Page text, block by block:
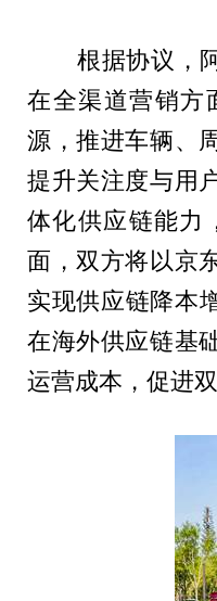
根据协议，
在全渠道营销方
源，推进车辆、
提升关注度与用
体化供应链能力
面，双方将以京
实现供应链降本
在海外供应链基
运营成本，促进